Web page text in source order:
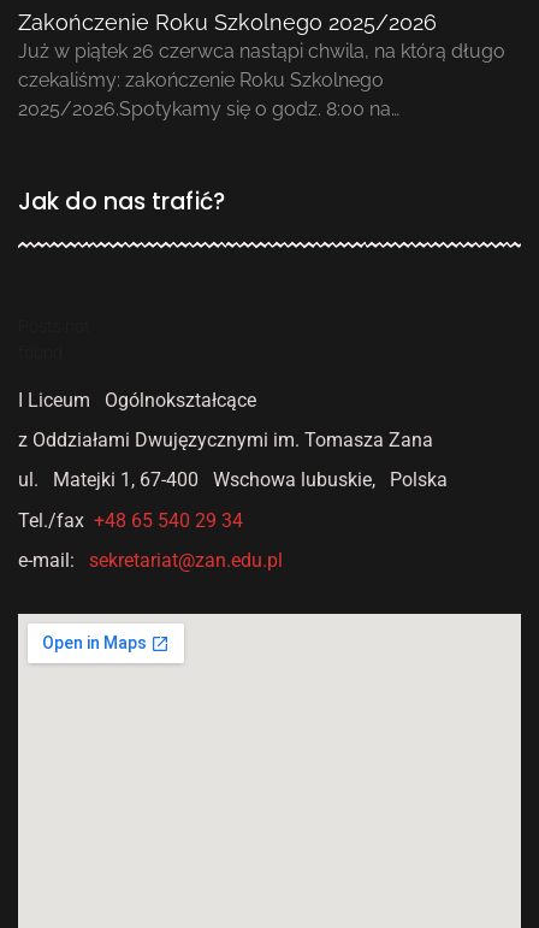
Zakończenie Roku Szkolnego 2025/2026
Już w piątek 26 czerwca nastąpi chwila, na którą długo
czekaliśmy: zakończenie Roku Szkolnego
2025/2026.Spotykamy się o godz. 8:00 na…
Jak do nas trafić?
I Liceum Ogólnokształcące
z Oddziałami Dwujęzycznymi im. Tomasza Zana
ul. Matejki 1, 67-400 Wschowa lubuskie, Polska
Tel./fax +48 65 540 29 34
e-mail: sekretariat@zan.edu.pl